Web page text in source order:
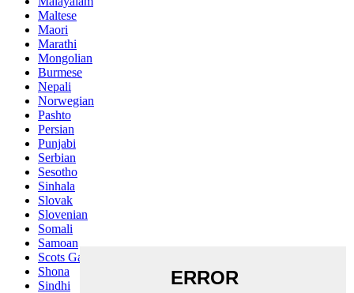
Maltese
Maori
Marathi
Mongolian
Burmese
Nepali
Norwegian
Pashto
Persian
Punjabi
Serbian
Sesotho
Sinhala
Slovak
Slovenian
Somali
Samoan
Scots Gaelic
Shona
Sindhi